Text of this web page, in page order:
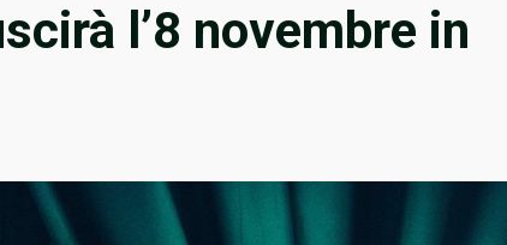
l’8 novembre in